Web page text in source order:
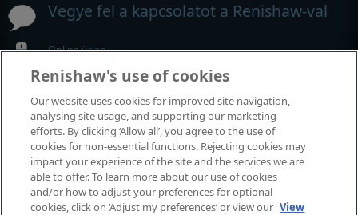
Vegye fel a kapcsolatot a Renishaw-val
Online űrlap
Az adott kirendeltség részletes adatai
MyRenishaw
Webshop
Rendezvények és kiállítások
Renishaw's use of cookies
Our website uses cookies for improved site navigation,
analysing site usage, and supporting our marketing
efforts. By clicking ‘Allow all’, you agree to the use of
cookies for non-essential functions. Rejecting cookies may
impact your experience of the site and the services we are
able to offer. To learn more about our use of cookies
and/or how to adjust your preferences for optional
cookies, click on ‘Adjust my preferences’ or view our View